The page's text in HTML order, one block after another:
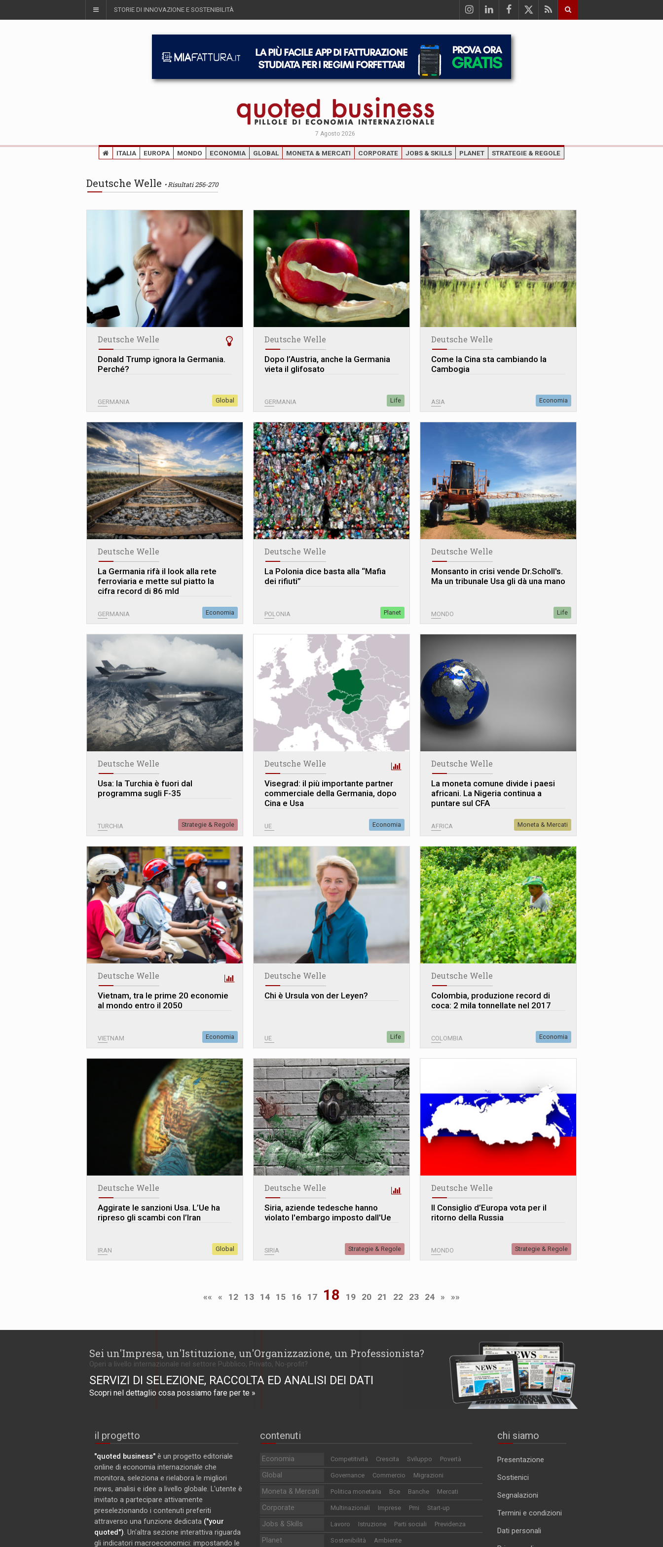
STORIE DI INNOVAZIONE E SOSTENIBILITÀ
7 Agosto 2026
ITALIA EUROPA MONDO ECONOMIA GLOBAL MONETA & MERCATI CORPORATE JOBS & SKILLS PLANET STRATEGIE & REGOLE
Deutsche Welle Risultati 256-270
Deutsche Welle
Donald Trump ignora la Germania.
Perché?
GERMANIA Global
Deutsche Welle
Dopo l’Austria, anche la Germania
vieta il glifosato
GERMANIA Life
Deutsche Welle
Come la Cina sta cambiando la
Cambogia
ASIA Economia
Deutsche Welle
La Germania rifà il look alla rete
ferroviaria e mette sul piatto la
cifra record di 86 mld
GERMANIA Economia
Deutsche Welle
La Polonia dice basta alla “Mafia
dei rifiuti”
POLONIA Planet
Deutsche Welle
Monsanto in crisi vende Dr.Scholl's.
Ma un tribunale Usa gli dà una mano
MONDO Life
Deutsche Welle
Usa: la Turchia è fuori dal
programma sugli F-35
TURCHIA Strategie & Regole
Deutsche Welle
Visegrad: il più importante partner
commerciale della Germania, dopo
Cina e Usa
UE Economia
Deutsche Welle
La moneta comune divide i paesi
africani. La Nigeria continua a
puntare sul CFA
AFRICA Moneta & Mercati
Deutsche Welle
Vietnam, tra le prime 20 economie
al mondo entro il 2050
VIETNAM Economia
Deutsche Welle
Chi è Ursula von der Leyen?
UE Life
Deutsche Welle
Colombia, produzione record di
coca: 2 mila tonnellate nel 2017
COLOMBIA Economia
Deutsche Welle
Aggirate le sanzioni Usa. L’Ue ha
ripreso gli scambi con l’Iran
IRAN Global
Deutsche Welle
Siria, aziende tedesche hanno
violato l'embargo imposto dall'Ue
SIRIA Strategie & Regole
Deutsche Welle
Il Consiglio d’Europa vota per il
ritorno della Russia
MONDO Strategie & Regole
«« « 12 13 14 15 16 17 18 19 20 21 22 23 24 » »»
Sei un'Impresa, un'Istituzione, un'Organizzazione, un Professionista?
Operi a livello internazionale nel settore Pubblico, Privato, No-profit?
SERVIZI DI SELEZIONE, RACCOLTA ED ANALISI DEI DATI
Scopri nel dettaglio cosa possiamo fare per te »
il progetto
"quoted business" è un progetto editoriale
online di economia internazionale che
monitora, seleziona e rielabora le migliori
news, analisi e idee a livello globale. L'utente è
invitato a partecipare attivamente
preselezionando i contenuti preferiti
attraverso una funzione dedicata ("your
quoted"). Un'altra sezione interattiva riguarda
gli indicatori macroeconomici: impostando le
contenuti
Economia Competitività Crescita Sviluppo Povertà
Global Governance Commercio Migrazioni
Moneta & Mercati Politica monetaria Bce Banche Mercati
Corporate Multinazionali Imprese Pmi Start-up
Jobs & Skills Lavoro Istruzione Parti sociali Previdenza
Planet Sostenibilità Ambiente
chi siamo
Presentazione
Sostienici
Segnalazioni
Termini e condizioni
Dati personali